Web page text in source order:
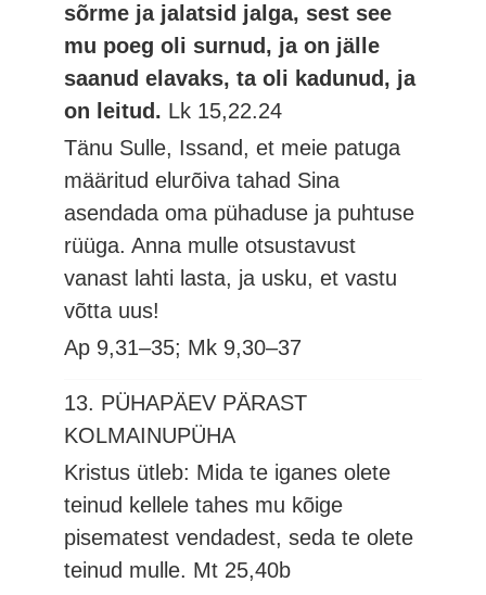
sõrme ja jalatsid jalga, sest see
mu poeg oli surnud, ja on jälle
saanud elavaks, ta oli kadunud, ja
on leitud. Lk 15,22.24
Tänu Sulle, Issand, et meie patuga
määritud elurõiva tahad Sina
asendada oma pühaduse ja puhtuse
rüüga. Anna mulle otsustavust
vanast lahti lasta, ja usku, et vastu
võtta uus!
Ap 9,31–35; Mk 9,30–37
13. PÜHAPÄEV PÄRAST
KOLMAINUPÜHA
Kristus ütleb: Mida te iganes olete
teinud kellele tahes mu kõige
pisematest vendadest, seda te olete
teinud mulle. Mt 25,40b